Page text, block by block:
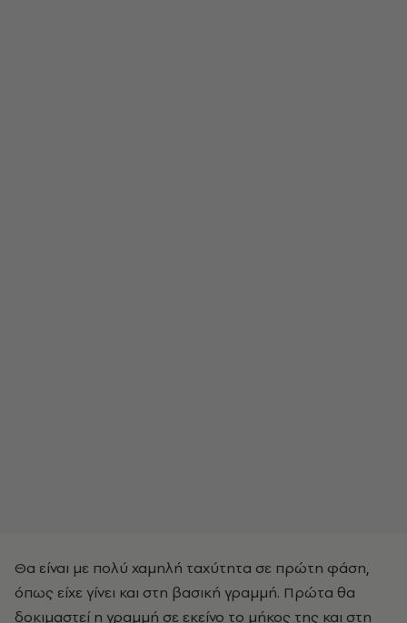
Θα είναι με πολύ χαμηλή ταχύτητα σε πρώτη φάση,
όπως είχε γίνει και στη βασική γραμμή. Πρώτα θα
δοκιμαστεί η γραμμή σε εκείνο το μήκος της και στη